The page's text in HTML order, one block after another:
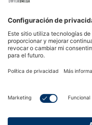
de O2 en generadores